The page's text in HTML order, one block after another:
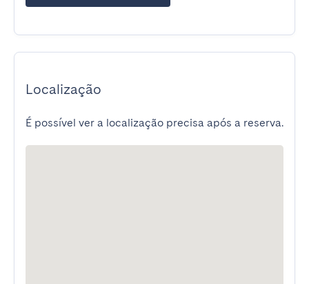
Localização
É possível ver a localização precisa após a reserva.